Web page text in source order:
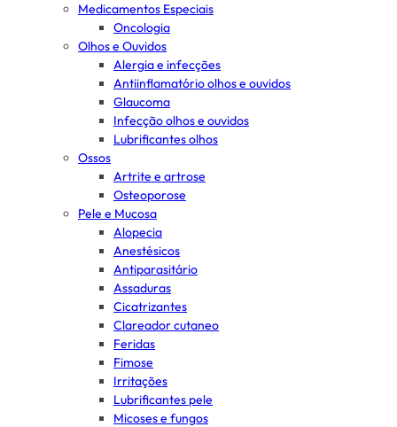
Medicamentos Especiais
Oncologia
Olhos e Ouvidos
Alergia e infecções
Antiinflamatório olhos e ouvidos
Glaucoma
Infecção olhos e ouvidos
Lubrificantes olhos
Ossos
Artrite e artrose
Osteoporose
Pele e Mucosa
Alopecia
Anestésicos
Antiparasitário
Assaduras
Cicatrizantes
Clareador cutaneo
Feridas
Fimose
Irritações
Lubrificantes pele
Micoses e fungos